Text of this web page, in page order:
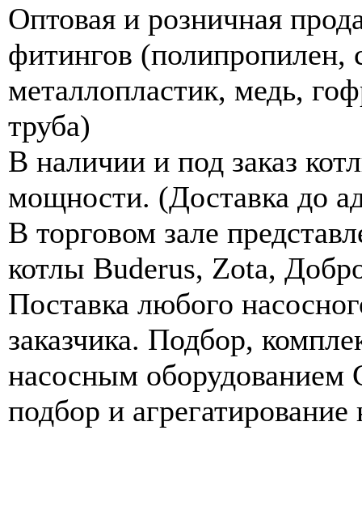
Оптовая и розничная
фитингов
металлопластик, медь,
труба)
В наличии и под заказ
мощности. (Доставка до
В торговом зале
котлы Buderus, Zota,
Поставка любого
заказчика. Подбор,
насосным
подбор и